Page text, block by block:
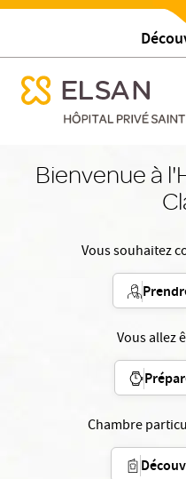
contenu
Accueil
menu mobile
menu mobile
Bienvenue à
Vous souhaitez
Vous allez
Chambre